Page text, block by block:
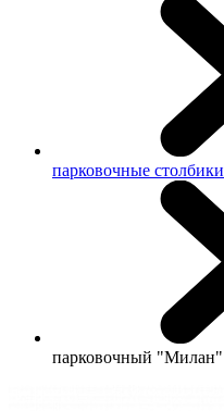
парковочные столбики
парковочный "Милан"